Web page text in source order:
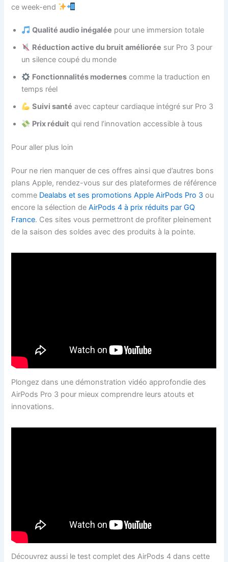
ce week-end
Qualité audio inégalée pour une immersion totale
Réduction active du bruit améliorée sur Pro 3 pour
un silence coupé du monde
Fonctionnalités modernes comme la traduction en
temps réel
Suivi santé avec capteur cardiaque intégré sur Pro 3
Prix réduit qui rend l’innovation accessible à tous
Pour aller plus loin
Pour ne rien manquer de ces offres ainsi que d’autres bons
plans Apple, rendez-vous sur des plateformes de référence
comme Dealabs et ses promotions Apple AirPods Pro 3 ou
encore la sélection deAirPods 4 à prix réduits par GQ
France. Ces sites vous permettront de profiter pleinement
de la saison des soldes avec des produits à la pointe.
Plongez dans une démonstration vidéo approfondie des
AirPods Pro 3 pour mieux comprendre leurs atouts et
innovations.
Découvrez aussi le test complet des AirPods 4 dans cette